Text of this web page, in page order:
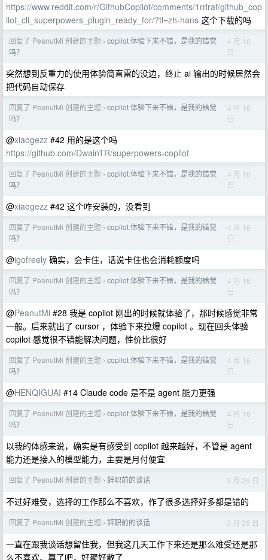
https://www.reddit.com/r/GithubCopilot/comments/1rrlraf/github_cop
ilot_cli_superpowers_plugin_ready_for/?tl=zh-hans 这个下载的吗
回复了 PeanutMi 创建的主题 › copilot 体验下来不错，是我的错觉
吗？
4 月 16
日
突然想到反重力的使用体验简直雷的没边，终止 ai 输出的时候居然会
把代码自动保存
回复了 PeanutMi 创建的主题 › copilot 体验下来不错，是我的错觉
吗？
4 月 16
日
@xiaogezz #42 用的是这个吗
https://github.com/DwainTR/superpowers-copilot
回复了 PeanutMi 创建的主题 › copilot 体验下来不错，是我的错觉
吗？
4 月 16
日
@xiaogezz #42 这个咋安装的，没看到
回复了 PeanutMi 创建的主题 › copilot 体验下来不错，是我的错觉
吗？
4 月 16
日
@igofreely 确实，会卡住，话说卡住也会消耗额度吗
回复了 PeanutMi 创建的主题 › copilot 体验下来不错，是我的错觉
吗？
4 月 16
日
@PeanutMi #28 我是 copilot 刚出的时候就体验了，那时候感觉非常
一般。后来就出了 cursor ，体验下来拉爆 copilot 。现在回头体验
copilot 感觉很不错能解决问题，性价比很好
回复了 PeanutMi 创建的主题 › copilot 体验下来不错，是我的错觉
吗？
4 月 16
日
@HENQIGUAI #14 Claude code 是不是 agent 能力更强
回复了 PeanutMi 创建的主题 › copilot 体验下来不错，是我的错觉
吗？
4 月 16
日
以我的体感来说，确实是有感受到 copilot 越来越好，不管是 agent
能力还是接入的模型能力，主要是月付便宜
回复了 PeanutMi 创建的主题 › 辞职前的谈话 3 月 26 日
不过好难受，选择的工作那么不喜欢，作了很多选择好多都是错的
回复了 PeanutMi 创建的主题 › 辞职前的谈话 3 月 26 日
一直在跟我谈话想留住我，但我这几天工作下来还是那么难受还是那
么不喜欢。算了吧，好聚好散了